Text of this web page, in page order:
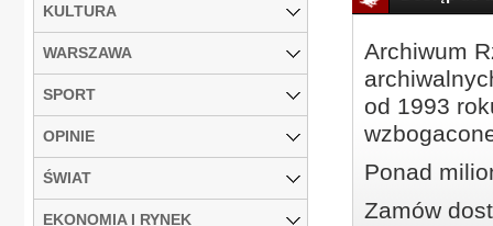
Archiwum
od 1993
Ponad
Zamów
KULTURA
WARSZAWA
SPORT
OPINIE
ŚWIAT
EKONOMIA I RYNEK